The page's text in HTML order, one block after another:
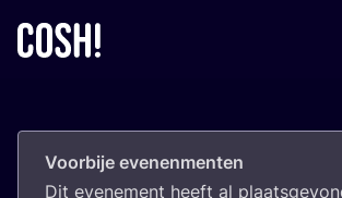
Voorbije evenenmenten
Dit eve­ne­ment heeft al